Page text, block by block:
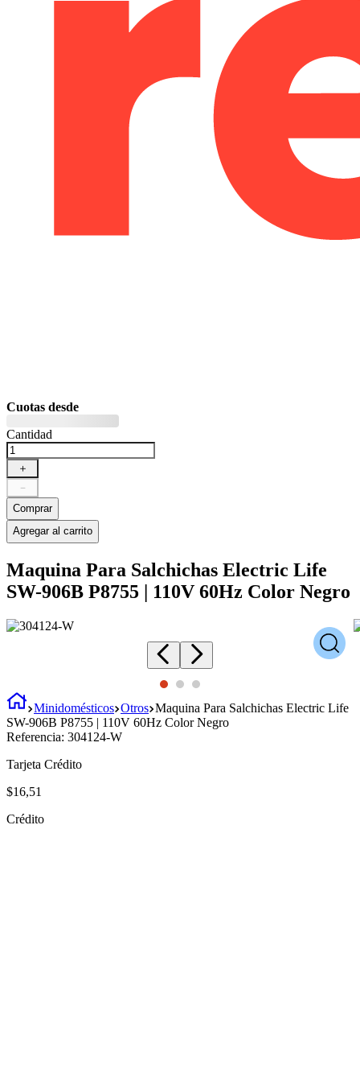
Cuotas desde
Cantidad
＋
－
Comprar
Agregar al carrito
Maquina Para Salchichas Electric Life
SW-906B P8755 | 110V 60Hz Color Negro
Minidomésticos Otros Maquina Para Salchichas Electric Life
SW-906B P8755 | 110V 60Hz Color Negro
Referencia: 304124-W
Tarjeta Crédito
$16,51
Crédito